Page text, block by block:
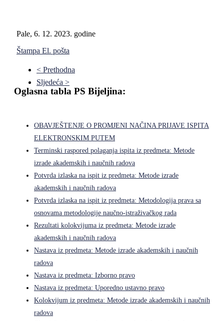
Pale, 6. 12. 2023. godine
Štampa El. pošta
< Prethodna
Sljedeća >
Oglasna tabla PS Bijeljina:
OBAVJEŠTENJE O PROMJENI NAČINA PRIJAVE ISPITA
ELEKTRONSKIM PUTEM
Terminski raspored polaganja ispita iz predmeta: Metode
izrade akademskih i naučnih radova
Potvrda izlaska na ispit iz predmeta: Metode izrade
akademskih i naučnih radova
Potvrda izlaska na ispit iz predmeta: Metodologija prava sa
osnovama metodologije naučno-istraživačkog rada
Rezultati kolokvijuma iz predmeta: Metode izrade
akademskih i naučnih radova
Nastava iz predmeta: Metode izrade akademskih i naučnih
radova
Nastava iz predmeta: Izborno pravo
Nastava iz predmeta: Uporedno ustavno pravo
Kolokvijum iz predmeta: Metode izrade akademskih i naučnih
radova